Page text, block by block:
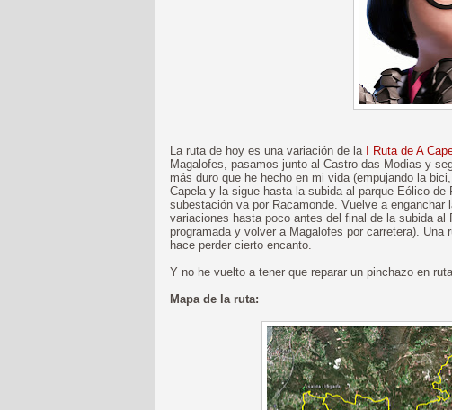
La ruta de hoy es una variación de la I Ruta de A
Magalofes, pasamos junto al Castro das Modias y
más duro que he hecho en mi vida (empujando la
Capela y la sigue hasta la subida al parque Eólico
subestación va por Racamonde. Vuelve a
variaciones hasta poco antes del final de la subida
programada y volver a Magalofes por carretera).
hace perder cierto encanto.
Y no he vuelto a tener que reparar un pinchazo en
Mapa de la ruta: